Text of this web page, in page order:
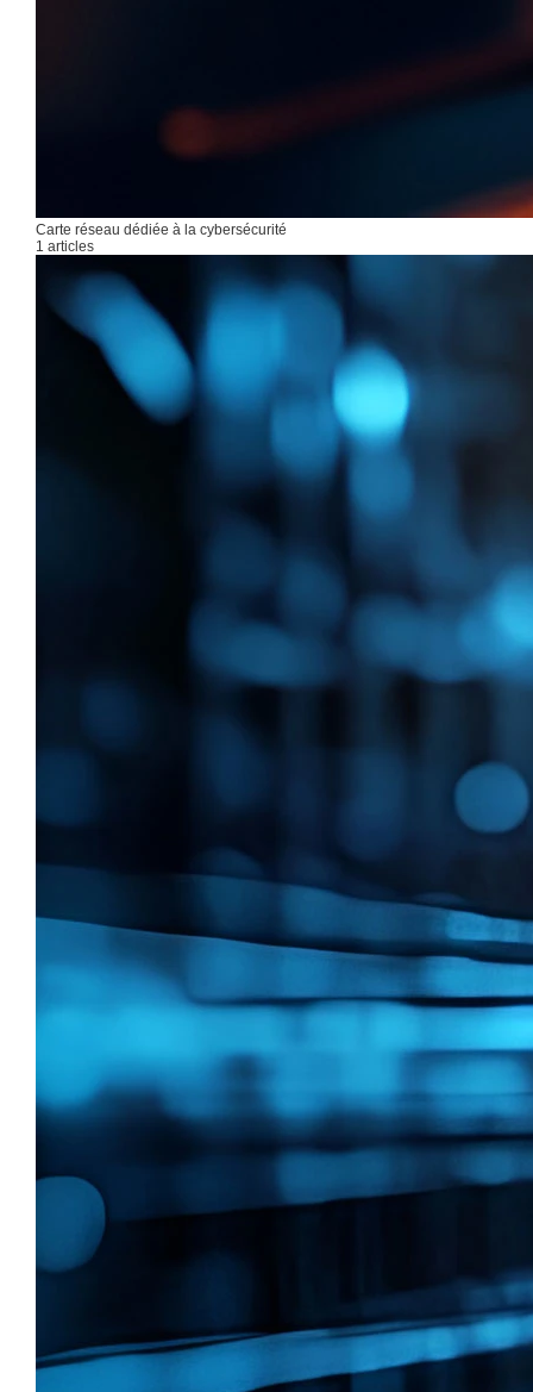
Carte réseau dédiée à la cybersécurité
1 articles